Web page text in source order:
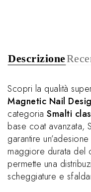
Descrizione
Scopri la qualità
Magnetic Nail
categoria Smalti
base coat avanzata,
garantire
maggiore durata del
permette una
scheggiature e